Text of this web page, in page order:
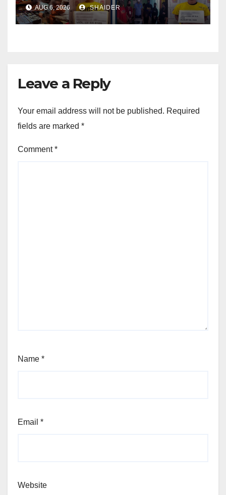
HVI sa magkalahing
operasyon
AUG 6, 2026 SHAIDER
Leave a Reply
Your email address will not be published. Required
fields are marked *
Comment*
Name *
Email *
Website